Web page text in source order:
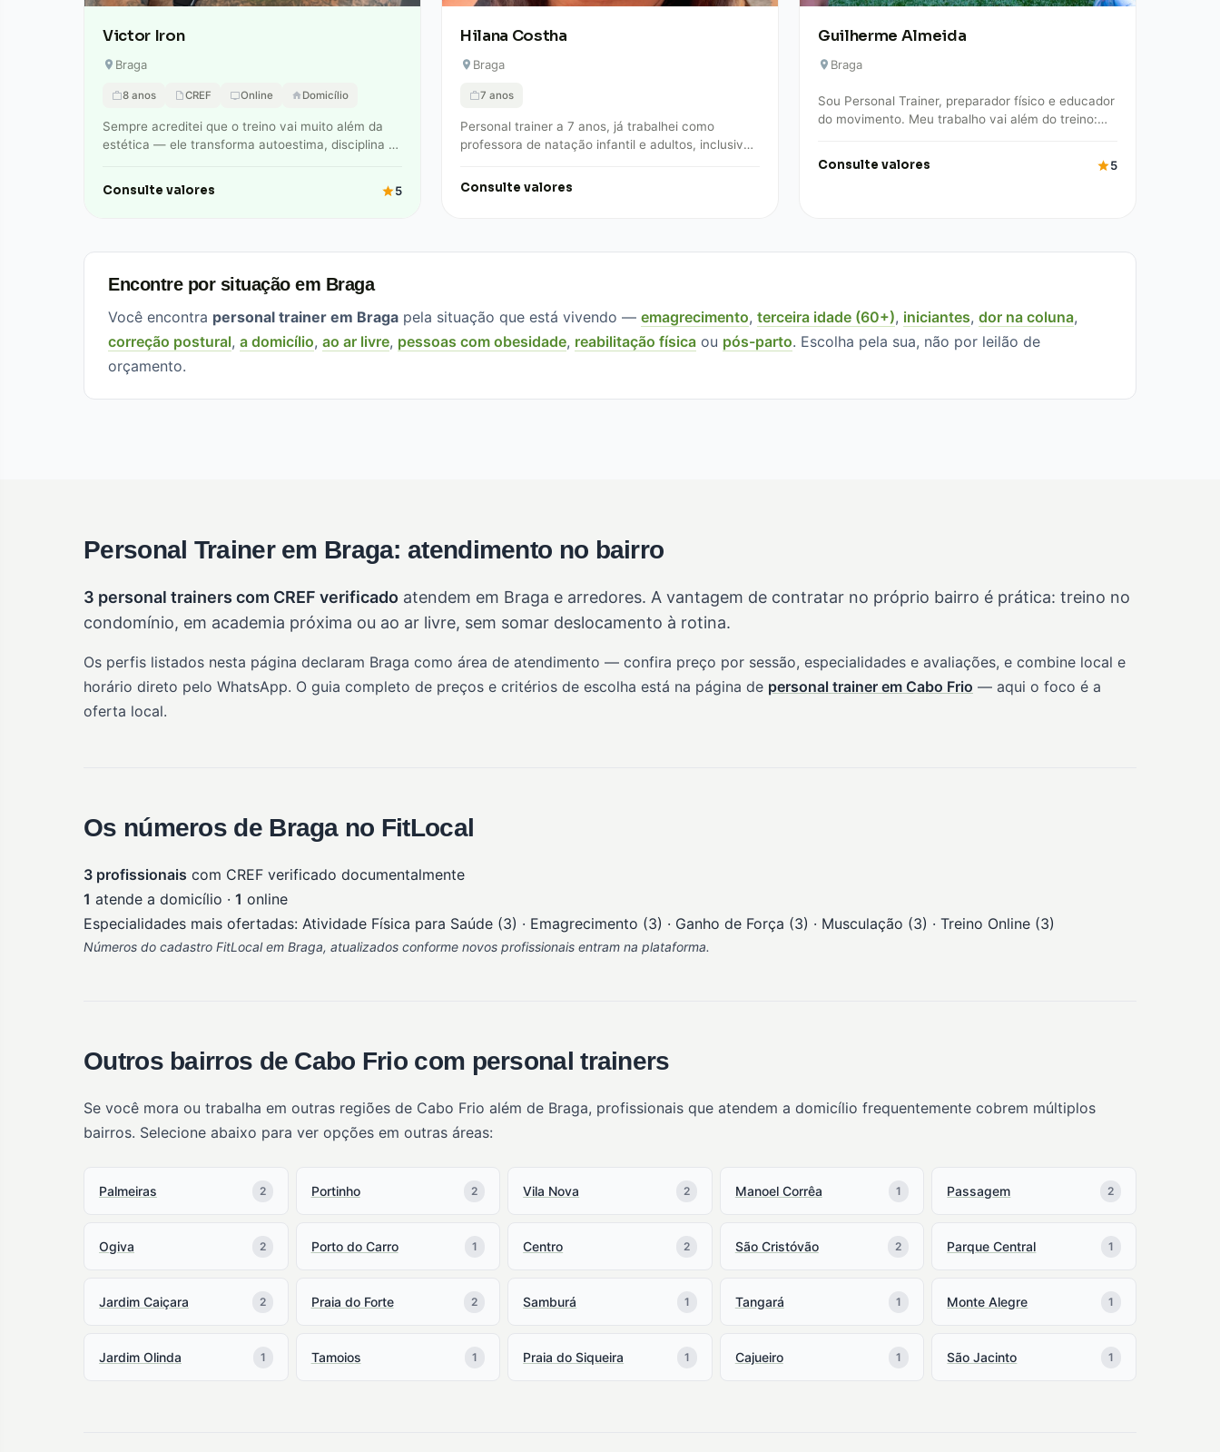
Victor Iron
Braga
8 anos CREF Online Domicílio
Sempre acreditei que o treino vai muito além da
estética — ele transforma autoestima, disciplina e
Consulte valores 5
Hilana Costha
Braga
7 anos
Personal trainer a 7 anos, já trabalhei como
professora de natação infantil e adultos, inclusive
Consulte valores
Guilherme Almeida
Braga
Sou Personal Trainer, preparador físico e educador
do movimento. Meu trabalho vai além do treino:
Consulte valores 5
Encontre por situação em Braga
Você encontra personal trainer em Braga pela situação que está vivendo — emagrecimento, terceira idade (60+), iniciantes, dor na coluna,
correção postural, a domicílio, ao ar livre, pessoas com obesidade, reabilitação física ou pós-parto. Escolha pela sua, não por leilão de
orçamento.
Personal Trainer em Braga: atendimento no bairro
3 personal trainers com CREF verificado atendem em Braga e arredores. A vantagem de contratar no próprio bairro é prática: treino no
condomínio, em academia próxima ou ao ar livre, sem somar deslocamento à rotina.
Os perfis listados nesta página declaram Braga como área de atendimento — confira preço por sessão, especialidades e avaliações, e combine local e
horário direto pelo WhatsApp. O guia completo de preços e critérios de escolha está na página de personal trainer em Cabo Frio — aqui o foco é a
oferta local.
Os números de Braga no FitLocal
3 profissionais com CREF verificado documentalmente
1 atende a domicílio · 1 online
Especialidades mais ofertadas: Atividade Física para Saúde (3) · Emagrecimento (3) · Ganho de Força (3) · Musculação (3) · Treino Online (3)
Números do cadastro FitLocal em Braga, atualizados conforme novos profissionais entram na plataforma.
Outros bairros de Cabo Frio com personal trainers
Se você mora ou trabalha em outras regiões de Cabo Frio além de Braga, profissionais que atendem a domicílio frequentemente cobrem múltiplos
bairros. Selecione abaixo para ver opções em outras áreas:
Palmeiras 2 Portinho 2 Vila Nova 2 Manoel Corrêa 1 Passagem 2
Ogiva 2 Porto do Carro 1 Centro 2 São Cristóvão 2 Parque Central 1
Jardim Caiçara 2 Praia do Forte 2 Samburá 1 Tangará 1 Monte Alegre 1
Jardim Olinda 1 Tamoios 1 Praia do Siqueira 1 Cajueiro 1 São Jacinto 1